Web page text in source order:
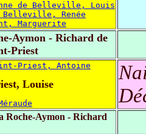
de Belleville, Louis
Belleville, Renée
Marguerite
Aymon - Richard de
Priest
Priest, Antoine
Louise
Roche-Aymon - Richard